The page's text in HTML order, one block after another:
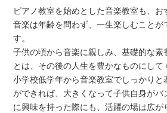
ピアノ教室を始めとした音楽教室も、お
音楽は年齢を問わず、一生楽しむことが
す。
子供の頃から音楽に親しみ、基礎的な素
とは、その後の人生を豊かなものにして
小学校低学年から音楽教室でしっかりと
ができれば、大きくなって子供自身がバ
に興味を持った際にも、活躍の場は広が